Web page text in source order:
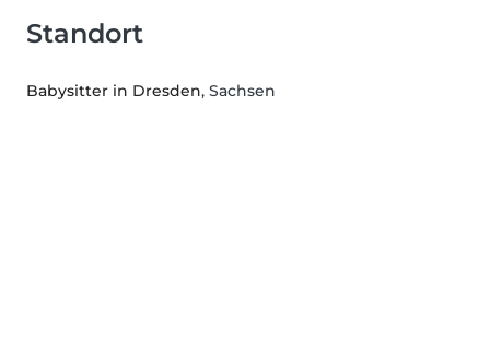
Standort
Babysitter in Dresden, Sachsen